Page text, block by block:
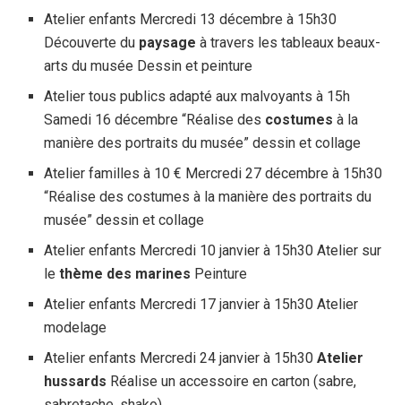
Atelier enfants Mercredi 13 décembre à 15h30
Découverte du paysage à travers les tableaux beaux-
arts du musée Dessin et peinture
Atelier tous publics adapté aux malvoyants à 15h
Samedi 16 décembre “Réalise des costumes à la
manière des portraits du musée” dessin et collage
Atelier familles à 10 € Mercredi 27 décembre à 15h30
“Réalise des costumes à la manière des portraits du
musée” dessin et collage
Atelier enfants Mercredi 10 janvier à 15h30 Atelier sur
lethème des marines Peinture
Atelier enfants Mercredi 17 janvier à 15h30 Atelier
modelage
Atelier enfants Mercredi 24 janvier à 15h30Atelier
hussards Réalise un accessoire en carton (sabre,